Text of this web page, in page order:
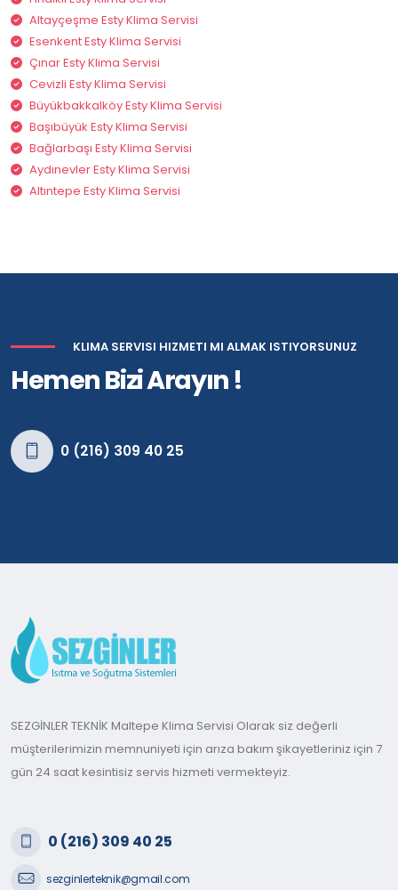
Altayçeşme Esty Klima Servisi
Esenkent Esty Klima Servisi
Çınar Esty Klima Servisi
Cevizli Esty Klima Servisi
Büyükbakkalköy Esty Klima Servisi
Başıbüyük Esty Klima Servisi
Bağlarbaşı Esty Klima Servisi
Aydınevler Esty Klima Servisi
Altıntepe Esty Klima Servisi
KLIMA SERVISI HIZMETI MI ALMAK ISTIYORSUNUZ
Hemen Bizi Arayın !
0 (216) 309 40 25
SEZGİNLER TEKNİK Maltepe Klima Servisi Olarak siz değerli
müşterilerimizin memnuniyeti için arıza bakım şikayetleriniz için 7
gün 24 saat kesintisiz servis hizmeti vermekteyiz.
0 (216) 309 40 25
sezginlerteknik@gmail.com